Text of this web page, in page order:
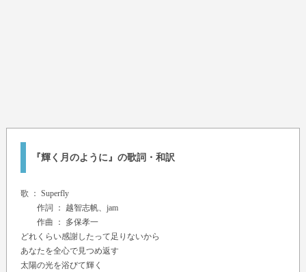
『輝く月のように』の歌詞・和訳
歌 ： Superfly
作詞 ： 越智志帆、jam
作曲 ： 多保孝一
どれくらい感謝したって足りないから
あなたを全心で見つめ返す
太陽の光を浴びて輝く